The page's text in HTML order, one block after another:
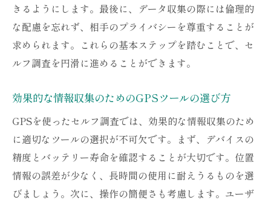
セルフ調査で信頼を取り戻すためのGPS活用術
信頼修復に向けたGPSの役割
効率的なセルフ調査の進め方
GPSデータの取得とその活用事例
問題解決に向けた具体的な行動プラン
信頼再構築のための継続的サポート
GPSで夫婦の絆を再構築するためのステップ
初めに確認すべき基本的な心構え
GPS調査開始前に考慮すべき重要事項
きるようにします。最後に、データ収集の際には倫理的
な配慮を忘れず、相手のプライバシーを尊重することが
求められます。これらの基本ステップを踏むことで、セ
ルフ調査を円滑に進めることができます。
効果的な情報収集のためのGPSツールの選び方
GPSを使ったセルフ調査では、効果的な情報収集のため
に適切なツールの選択が不可欠です。まず、デバイスの
精度とバッテリー寿命を確認することが大切です。位置
情報の誤差が少なく、長時間の使用に耐えうるものを選
びましょう。次に、操作の簡便さも考慮します。ユーザ